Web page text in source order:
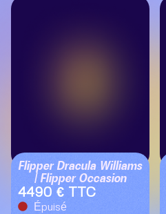
Flipper Dracula Williams
| Flipper Occasion
4490 € TTC
Épuisé